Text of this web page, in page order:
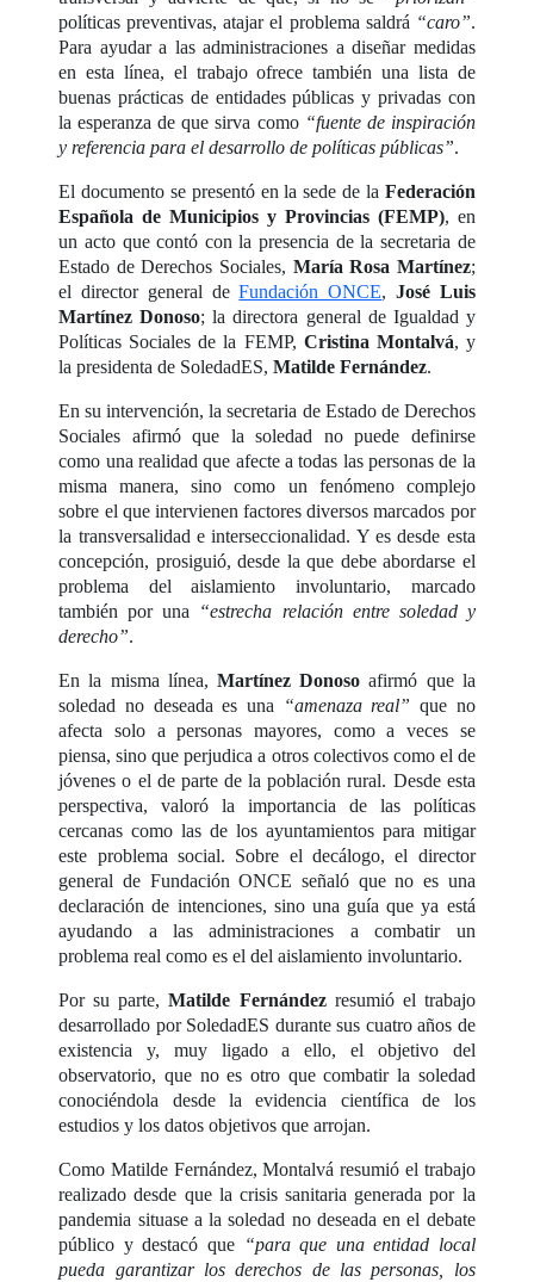
políticas preventivas, atajar el problema saldrá “caro”.
Para ayudar a las administraciones a diseñar medidas
en esta línea, el trabajo ofrece también una lista de
buenas prácticas de entidades públicas y privadas con
la esperanza de que sirva como “fuente de inspiración
y referencia para el desarrollo de políticas públicas”.
El documento se presentó en la sede de la Federación
Española de Municipios y Provincias (FEMP), en
un acto que contó con la presencia de la secretaria de
Estado de Derechos Sociales, María Rosa Martínez;
el director general deFundación ONCE, José Luis
Martínez Donoso; la directora general de Igualdad y
Políticas Sociales de la FEMP, Cristina Montalvá, y
la presidenta de SoledadES,Matilde Fernández.
En su intervención, la secretaria de Estado de Derechos
Sociales afirmó que la soledad no puede definirse
como una realidad que afecte a todas las personas de la
misma manera, sino como un fenómeno complejo
sobre el que intervienen factores diversos marcados por
la transversalidad e interseccionalidad. Y es desde esta
concepción, prosiguió, desde la que debe abordarse el
problema del aislamiento involuntario, marcado
también por una “estrecha relación entre soledad y
derecho”.
En la misma línea, Martínez Donoso afirmó que la
soledad no deseada es una
“amenaza real” que no
afecta solo a personas mayores, como a veces se
piensa, sino que perjudica a otros colectivos como el de
jóvenes o el de parte de la población rural. Desde esta
perspectiva, valoró la importancia de las políticas
cercanas como las de los ayuntamientos para mitigar
este problema social. Sobre el decálogo, el director
general de Fundación ONCE señaló que no es una
declaración de intenciones, sino una guía que ya está
ayudando a las administraciones a combatir un
problema real como es el del aislamiento involuntario.
Por su parte,Matilde Fernándezresumió el trabajo
desarrollado por SoledadES durante sus cuatro años de
existencia y, muy ligado a ello, el objetivo del
observatorio, que no es otro que combatir la soledad
conociéndola desde la evidencia científica de los
estudios y los datos objetivos que arrojan.
Como Matilde Fernández, Montalvá resumió el trabajo
realizado desde que la crisis sanitaria generada por la
pandemia situase a la soledad no deseada en el debate
público y destacó que “para que una entidad local
pueda garantizar los derechos de las personas, los